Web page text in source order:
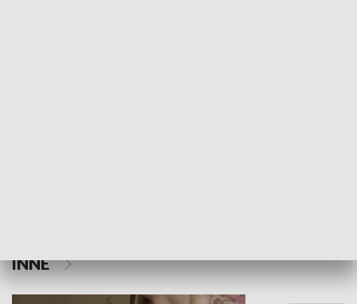
INNE